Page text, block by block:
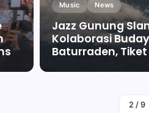
Music News
Jazz Gunung
Kolaborasi
Baturraden, Tiket
By Falah Malaika Az
2 / 9